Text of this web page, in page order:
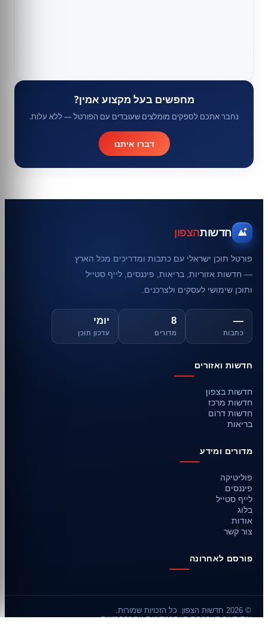
מחפשים בעל מקצוע אמין?
נחבר אתכם לספקים מומלצים שעובדים עם הפורטל — ללא עלות.
דברו איתנו
חדשותהצפון
פורטל תוכן ישראלי עם כתבות ומדריכים מכל הארץ
— חדשות אזוריות, בריאות, פיננסים, לייף סטייל
ותוכן שימושי לעסקים ולצרכנים.
—
כתבות
8
מדורים
יומי
עדכון תוכן
חדשות ואזורים
חדשות בצפון
חדשות מרכז
חדשות דרום
בריאות
מדורים ומידע
פוליטיקה
פיננסים
לייף סטייל
בלוג
אודות
צור קשר
פורסם לאחרונה
© 2026 חדשות הצפון. כל הזכויות שמורות.
אודותצור קשרמפת האתרמדיניות עריכהפרטיות